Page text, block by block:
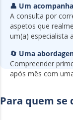
👤 Um
A consulta por
aspetos que
um(a) especialista
🔄 Uma
Compreender
após mês com
Para quem se